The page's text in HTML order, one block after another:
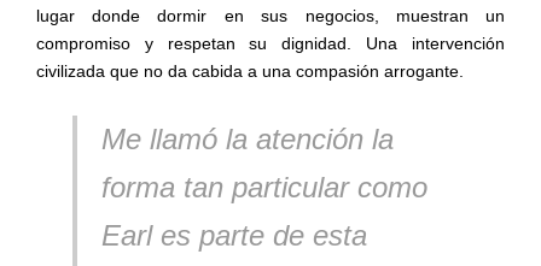
lugar donde dormir en sus negocios, muestran un
compromiso y respetan su dignidad. Una intervención
civilizada que no da cabida a una compasión arrogante.
Me llamó la atención la
forma tan particular como
Earl es parte de esta